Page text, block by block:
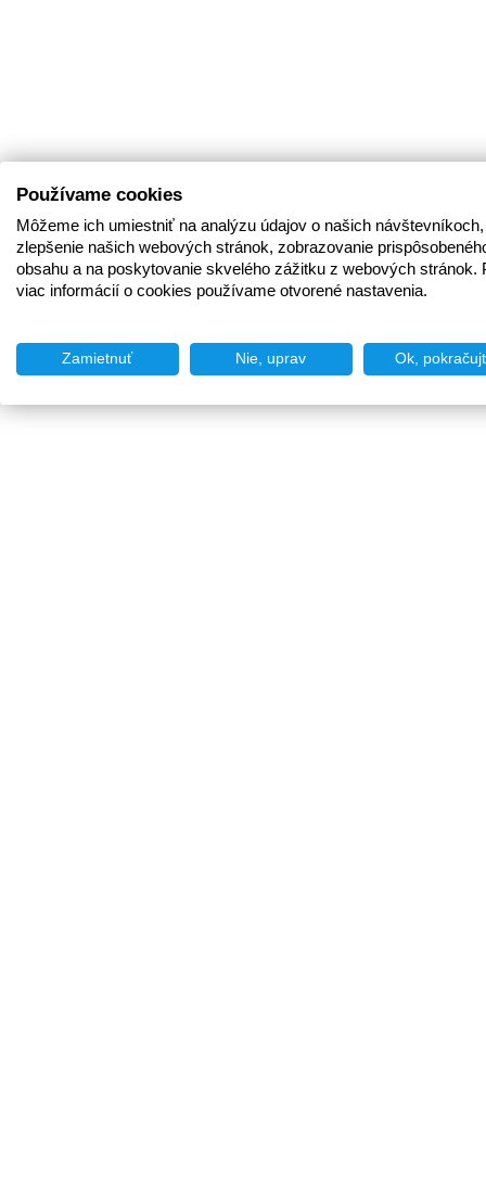
Používame cookies
Môžeme ich umiestniť na analýzu údajov o našich
zlepšenie našich webových stránok, zobrazovanie
obsahu a na poskytovanie skvelého zážitku z webových stránok.
viac informácií o cookies používame otvorené nastavenia.
Zamietnuť Nie, uprav Ok,